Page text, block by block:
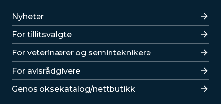
Lenker
Nyheter
For tillitsvalgte
For veterinærer og seminteknikere
For avlsrådgivere
Lenker
Genos oksekatalog/nettbutikk